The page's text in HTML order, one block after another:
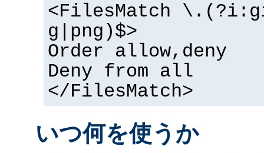
<FilesMatch
g|png)$>
Order allow,deny
Deny from all
</FilesMatch>
いつ何を使うか